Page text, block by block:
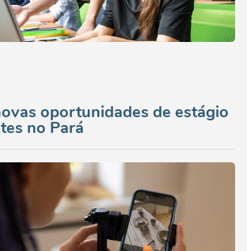
oportunidades de estágio
no Pará